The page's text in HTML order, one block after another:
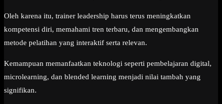
Oleh karena itu, trainer leadership harus terus meningkatkan
kompetensi diri, memahami tren terbaru, dan mengembangkan
metode pelatihan yang interaktif serta relevan.
Kemampuan memanfaatkan teknologi seperti pembelajaran digital,
microlearning, dan blended learning menjadi nilai tambah yang
signifikan.